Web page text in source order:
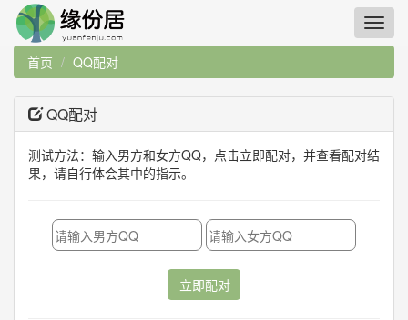
首页 QQ配对
QQ配对
测试方法：输入男方和女方QQ，点击立即配对，并查看配对结
果，请自行体会其中的指示。
立即配对